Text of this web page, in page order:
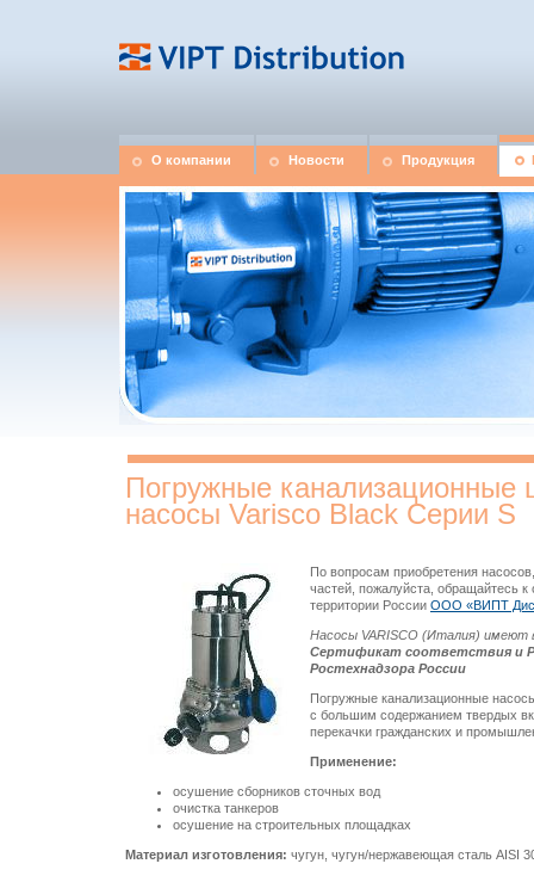
О компании Новости Продукция
Погружные канализационные
насосы Varisco Black Серии S
По вопросам приобретения
частей, пожалуйста, обращайтесь
территории России ООО «ВИПТ
Насосы VARISCO (Италия) имеют
Сертификат соответствия и
Ростехнадзора России
Погружные канализационные
с большим содержанием твердых
перекачки гражданских и
Применение:
осушение сборников сточных вод
очистка танкеров
осушение на строительных площадках
Материал изготовления: чугун, чугун/нержавеющая сталь AISI